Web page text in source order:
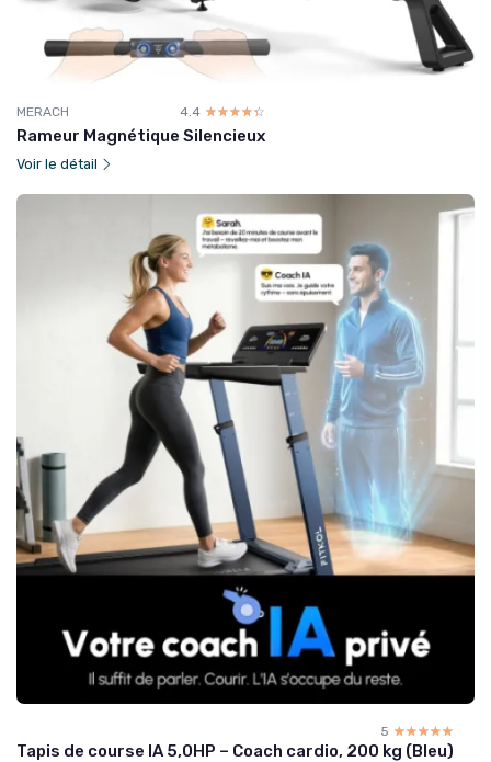
MERACH 4.4 ☆☆☆☆☆
★★★★★
Rameur Magnétique Silencieux
Voir le détail
5 ☆☆☆☆☆
★★★★★
Tapis de course IA 5,0HP – Coach cardio, 200 kg (Bleu)